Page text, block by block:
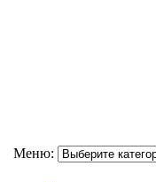
Меню: